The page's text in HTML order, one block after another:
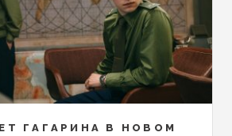
ГАГАРИНА В НОВОМ